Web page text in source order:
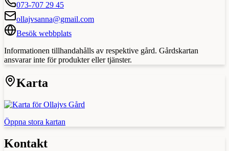
073-707 29 45
ollajvsanna@gmail.com
Besök webbplats
Informationen tillhandahålls av respektive gård. Gårdskartan
ansvarar inte för produkter eller tjänster.
Karta
Öppna stora kartan
Kontakt